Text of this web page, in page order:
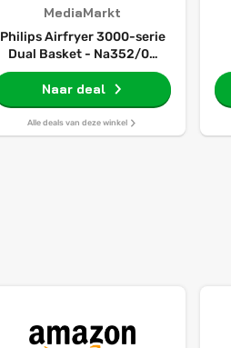
MediaMarkt
Philips Airfryer 3000-serie
Dual Basket - Na352/00
Dubbele Mand 9 L Tot 6
Personen Heteluchtfriteuse
Zwart
Naar deal
Alle deals van deze winkel